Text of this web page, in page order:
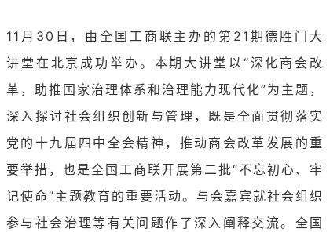
11月30日，由全国工商联主办的第21期德胜门大
讲堂在北京成功举办。本期大讲堂以“深化商会改
革，助推国家治理体系和治理能力现代化”为主题，
深入探讨社会组织创新与管理，既是全面贯彻落实
党的十九届四中全会精神，推动商会改革发展的重
要举措，也是全国工商联开展第二批“不忘初心、牢
记使命”主题教育的重要活动。与会嘉宾就社会组织
参与社会治理等有关问题作了深入阐释交流。全国